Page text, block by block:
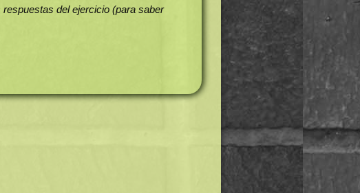
del ejercicio (para saber